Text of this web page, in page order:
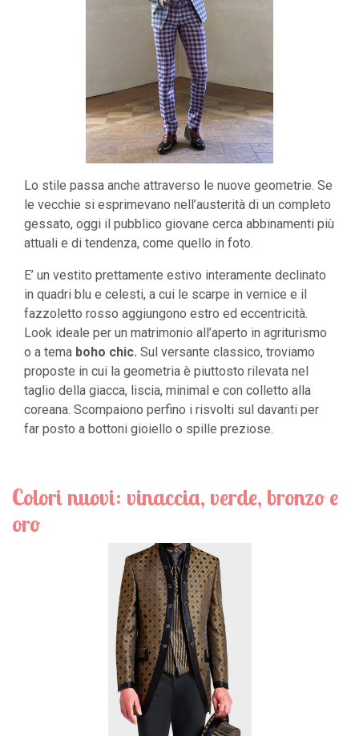
Lo stile passa anche attraverso le nuove geometrie. Se
le vecchie si esprimevano nell’austerità di un completo
gessato, oggi il pubblico giovane cerca abbinamenti più
attuali e di tendenza, come quello in foto.
E’ un vestito prettamente estivo interamente declinato
in quadri blu e celesti, a cui le scarpe in vernice e il
fazzoletto rosso aggiungono estro ed eccentricità.
Look ideale per un matrimonio all’aperto in agriturismo
o a tema boho chic. Sul versante classico, troviamo
proposte in cui la geometria è piuttosto rilevata nel
taglio della giacca, liscia, minimal e con colletto alla
coreana. Scompaiono perfino i risvolti sul davanti per
far posto a bottoni gioiello o spille preziose.
Colori nuovi: vinaccia, verde, bronzo e
oro